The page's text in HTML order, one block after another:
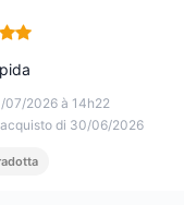
5
07/2026 à 14h22
di 30/06/2026